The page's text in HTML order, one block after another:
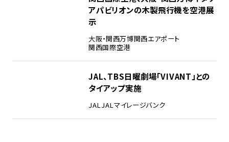
アパビリオンの木製飛行機を空港展
示
大阪・関西万博関西エアポート
関西国際空港
JAL、TBS日曜劇場「VIVANT」との
タイアップ実施
JALJALマイレージバンク